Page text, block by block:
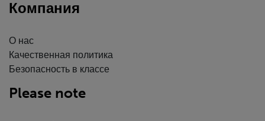
Компания
О нас
Качественная политика
Безопасность в классе
Please note